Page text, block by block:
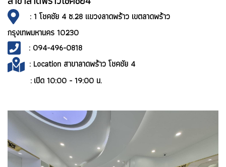
: 1 โชคชัย 4 ซ.28 แขวงลาดพร้าว เขตลาดพร้าว
กรุงเทพมหานคร 10230
: 094-496-0818
: Location สาขาลาดพร้าว โชคชัย 4
: เปิด 10:00 - 19:00 น.